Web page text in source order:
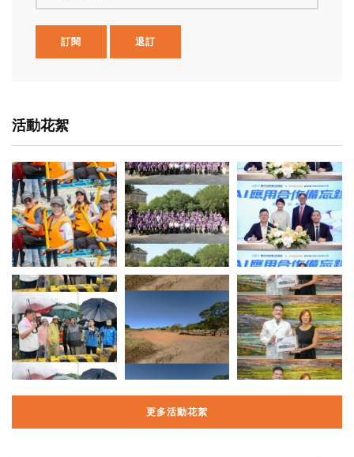
訂閱 退訂
活動花絮
更多活動花絮